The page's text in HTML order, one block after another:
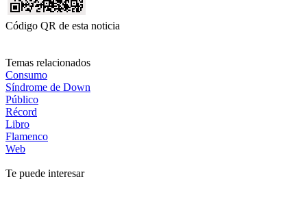
Código QR de esta noticia
Temas relacionados
Consumo
Síndrome de Down
Público
Récord
Libro
Flamenco
Web
Te puede interesar